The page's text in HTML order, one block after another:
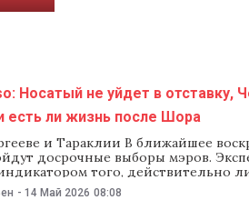
Носатый не уйдет в отставку,
есть ли жизнь после Шора
и Тараклии В ближайшее
досрочные выборы мэров.
того, действительно
политики. О том, кто баллотируется
кого есть реальные шансы на
- 14 Май 2026 08:08